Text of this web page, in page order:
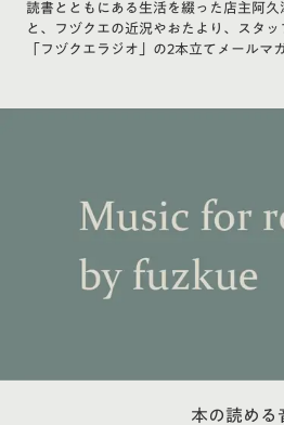
読書とともにある生活を綴った店主阿久
と、フヅクエの近況やおたより、スタ
「フヅクエラジオ」の2本立てメールマ
本の読める